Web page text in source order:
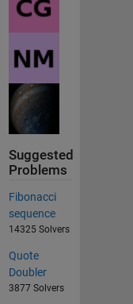
Suggested
Problems
Fibonacci
sequence
14325 Solvers
Quote
Doubler
3877 Solvers